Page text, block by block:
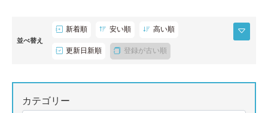
並べ替え
新着順 安い順 高い順
更新日新順 登録が古い順
カテゴリー